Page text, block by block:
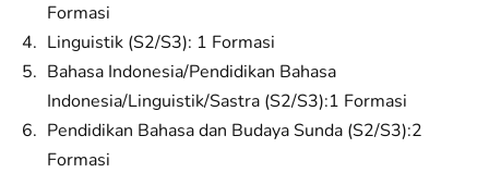
Formasi
Linguistik (S2/S3): 1 Formasi
Bahasa Indonesia/Pendidikan Bahasa
Indonesia/Linguistik/Sastra (S2/S3):1 Formasi
Pendidikan Bahasa dan Budaya Sunda (S2/S3):2
Formasi